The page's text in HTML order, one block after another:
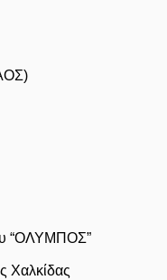
“ΟΛΥΜΠΟΣ”
Χαλκίδας